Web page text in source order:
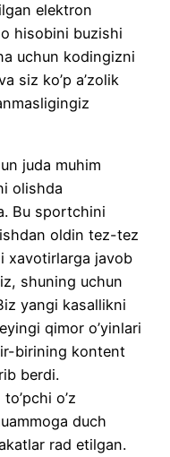
elektron
hisobini buzishi
uchun kodingizni
siz ko’p a’zolik
juda muhim
olishda
Bu sportchini
oldin tez-tez
xavotirlarga javob
shuning uchun
yangi kasallikni
qimor o’yinlari
birining kontent
berdi.
o’z
duch
rad etilgan.